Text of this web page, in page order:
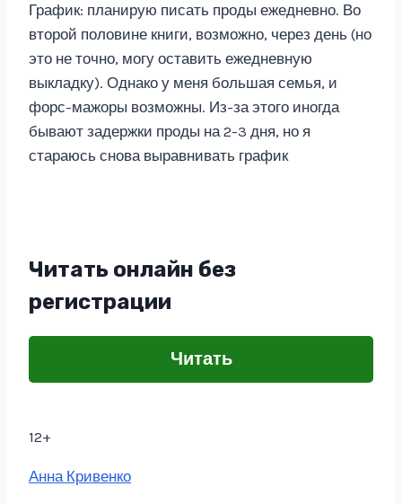
График: планирую писать проды ежедневно. Во
второй половине книги, возможно, через день (но
это не точно, могу оставить ежедневную
выкладку). Однако у меня большая семья, и
форс-мажоры возможны. Из-за этого иногда
бывают задержки проды на 2-3 дня, но я
стараюсь снова выравнивать график
Читать онлайн без
регистрации
Читать
12+
Метки
Анна Кривенко